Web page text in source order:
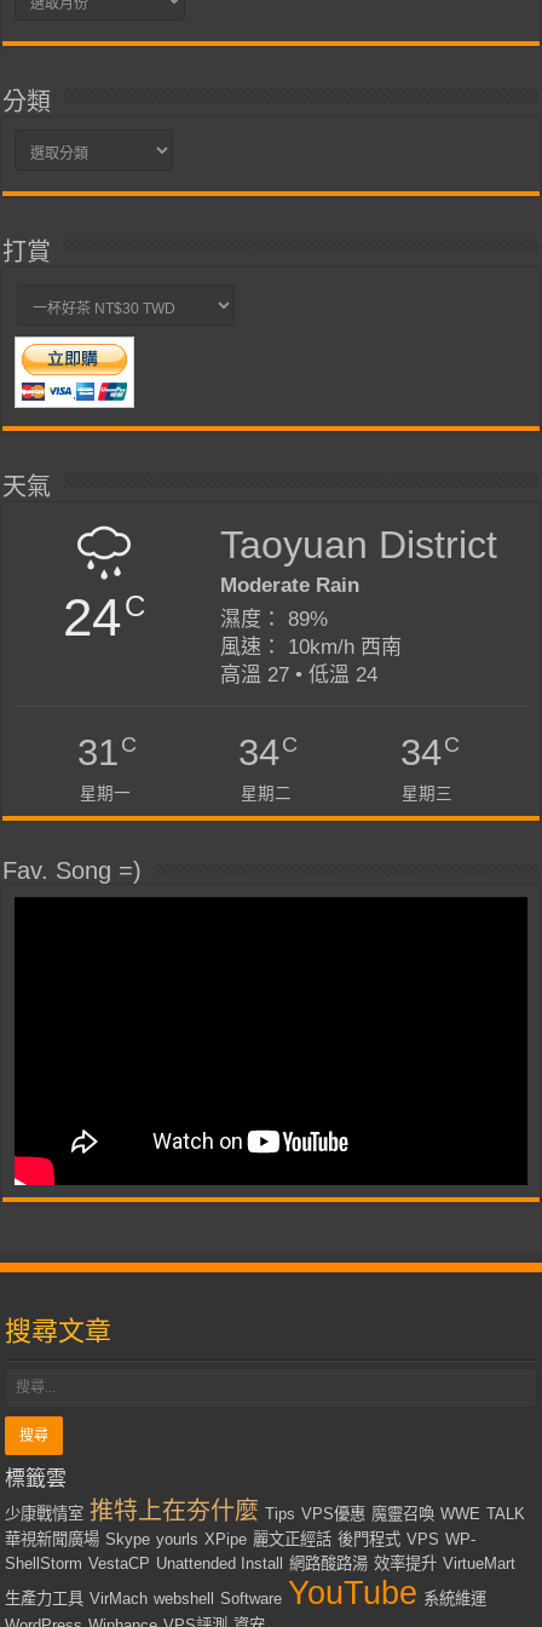
分類
分
打賞
天氣
24C
Taoyuan District
Moderate Rain
濕度： 89%
風速： 10km/h 西南
高溫 27 • 低溫 24
31C
星期一
34C
星期二
34C
星期三
Fav. Song =)
搜尋文章
標籤雲
少康戰情室 推特上在夯什麼 Tips VPS優惠 魔靈召喚 WWE TALK
華視新聞廣場 Skype yourls XPipe 麗文正經話 後門程式 VPS WP-
ShellStorm VestaCP Unattended Install 網路酸路湯 效率提升 VirtueMart
生產力工具 VirMach webshell Software YouTube 系統維運